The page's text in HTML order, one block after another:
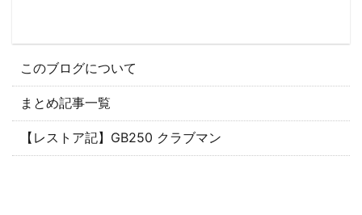
このブログについて
まとめ記事一覧
【レストア記】GB250 クラブマン